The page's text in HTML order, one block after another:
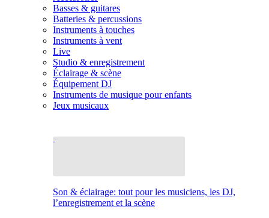
Basses & guitares
Batteries & percussions
Instruments à touches
Instruments à vent
Live
Studio & enregistrement
Éclairage & scène
Équipement DJ
Instruments de musique pour enfants
Jeux musicaux
Son & éclairage: tout pour les musiciens, les DJ,
l’enregistrement et la scène